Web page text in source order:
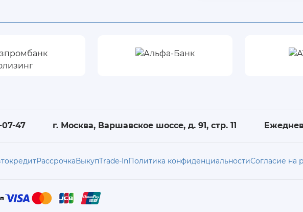
07-47 г. Москва, Варшавское шоссе, д. 91, стр. 11
РассрочкаВыкупTrade-InПолитика конфиденциальностиСогласие на